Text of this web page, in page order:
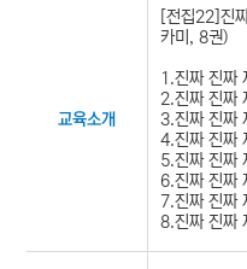
교육소개
[전집22]진
카미, 8권)
1.진짜 진짜
2.진짜 진짜
3.진짜 진짜
4.진짜 진짜
5.진짜 진짜
6.진짜 진짜
7.진짜 진짜
8.진짜 진짜